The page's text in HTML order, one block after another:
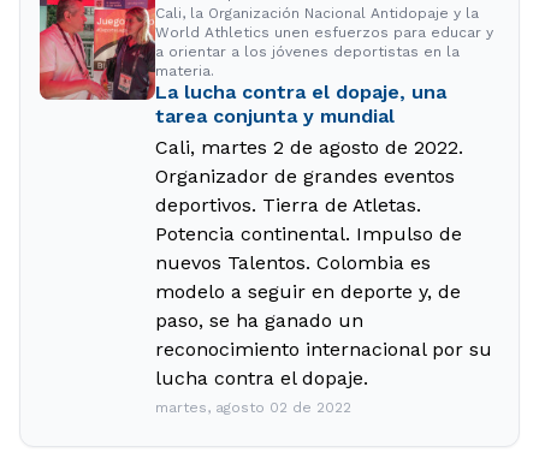
Cali, la Organización Nacional Antidopaje y la
World Athletics unen esfuerzos para educar y
a orientar a los jóvenes deportistas en la
materia.
La lucha contra el dopaje, una
tarea conjunta y mundial
Cali, martes 2 de agosto de 2022.
Organizador de grandes eventos
deportivos. Tierra de Atletas.
Potencia continental. Impulso de
nuevos Talentos. Colombia es
modelo a seguir en deporte y, de
paso, se ha ganado un
reconocimiento internacional por su
lucha contra el dopaje.
martes, agosto 02 de 2022